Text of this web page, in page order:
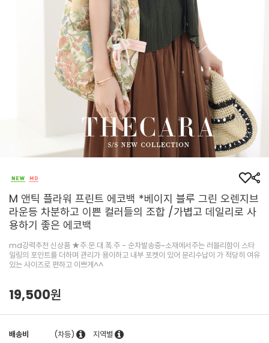
M 앤틱 플라워 프린트 에코백 *베이지 블루 그린 오렌지브
라운등 차분하고 이쁜 컬러들의 조합 /가볍고 데일리로 사
용하기 좋은 에코백
md강력추천 신상품 ★주.문.대.폭.주 - 순차발송중~소재에서주는 러블리함이 스타
일링의 포인트를 더하며 관리가 용이하고 내부 포켓이 있어 분리수납이 가 적당히 여유
있는 사이즈로 편하고 이쁘게^^
19,500원
배송비 (차등) 지역별